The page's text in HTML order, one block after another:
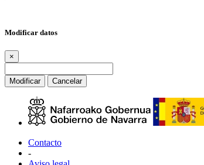
Modificar datos
×
Modificar Cancelar
Contacto
-